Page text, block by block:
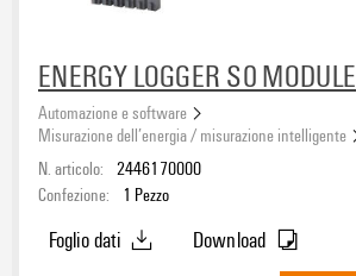
ENERGY LOGGER S0 MODULE
Automazione e software
Misurazione dell’energia / misurazione intelligente
N. articolo: 2446170000
Confezione:
1 Pezzo
Foglio dati
Download